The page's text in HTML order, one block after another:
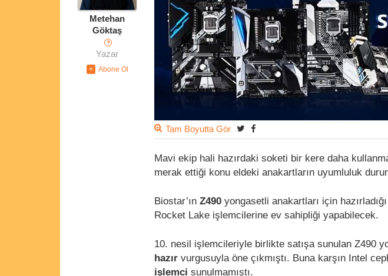
Metehan
Göktaş
?
Yazar
Tam Boyutta Gör
Mavi ekip hali hazırdaki soketi bir kere daha
merak ettiği konu eldeki anakartların uyumluluk
Biostar’ın Z490 yongasetli anakartları için
Rocket Lake işlemcilerine ev sahipliği yapabilecek.
10. nesil işlemcileriyle birlikte satışa sunulan Z490
hazır vurgusuyla öne çıkmıştı. Buna karşın Intel
işlemci sunulmamıştı.